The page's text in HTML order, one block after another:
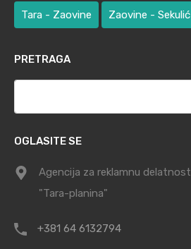
Tara - Zaovine Zaovine - Sekulić
PRETRAGA
OGLASITE SE
Agencija za reklamnu delatnost
"Tara-planina"
+381 64 6132794